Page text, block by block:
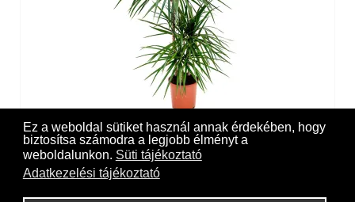
Ez a weboldal sütiket használ annak érdekében, hogy
biztosítsa számodra a legjobb élményt a
weboldalunkon. Süti tájékoztató
Adatkezelési tájékoztató
Dracéna Marginata szobanövény